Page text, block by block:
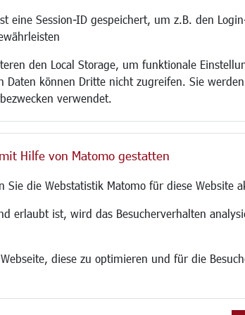
eine Session-ID gespeichert, um z.B. den
den Local Storage, um funktionale
Daten können Dritte nicht zugreifen. Sie
verwendet.
Hilfe von Matomo gestatten
Sie die Webstatistik Matomo für diese Website
erlaubt ist, wird das Besucherverhalten
diese zu optimieren und für die
Familie/Soziales
Senioren/Haltestelle
Schule
Demokratie leben
Ukrainehilfe
Bauen/
Aktuelle Baustellen
CINDY S